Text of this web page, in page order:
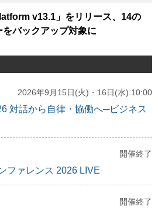
v13.1」をリリース、14の
バックアップ対象に
2026年9月15日(火)・16日(水) 10:00
対話から自律・協働へ─ビジネス
開催終了
ファレンス 2026 LIVE
開催終了